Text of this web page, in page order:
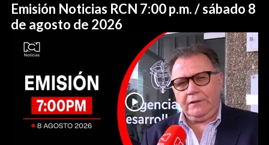
Emisión Noticias RCN 7:00 p.m. / sábado 8
de agosto de 2026